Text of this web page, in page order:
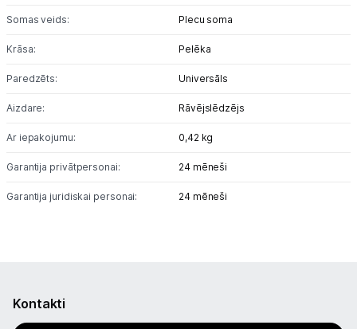
Tehnikas izvešana
Informācija
Somas veids: Plecu soma
Krāsa: Pelēka
Paredzēts: Universāls
Aizdare: Rāvējslēdzējs
Ar iepakojumu: 0,42 kg
Garantija privātpersonai: 24 mēneši
Garantija juridiskai personai: 24 mēneši
Kontakti